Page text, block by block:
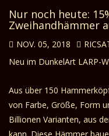
Nur noch heute:
Zweihandhämmer
NOV. 05, 2018
Neu im DunkelArt LARP-
Aus über 150
von Farbe, Größe, Form
Billionen Varianten, aus